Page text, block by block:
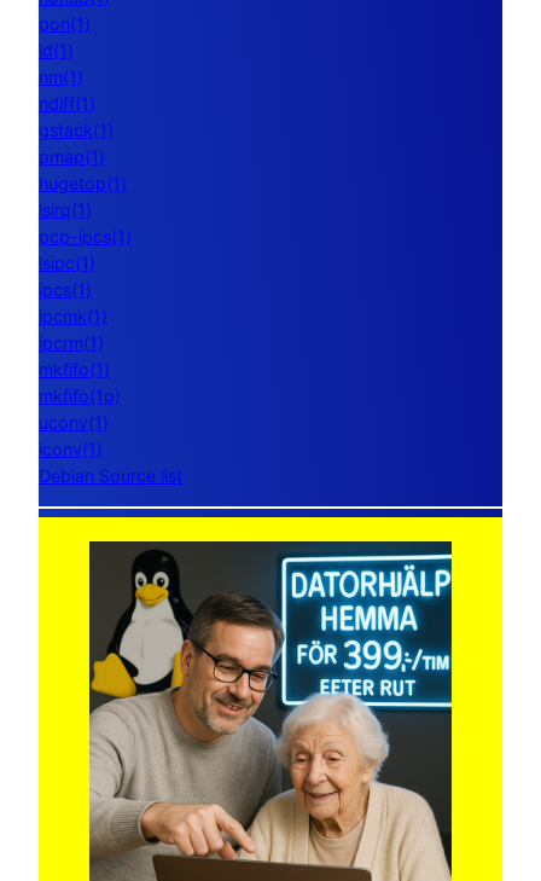
pon(1)
ld(1)
nm(1)
ndiff(1)
gstack(1)
pmap(1)
hugetop(1)
lsirq(1)
pcp-ipcs(1)
lsipc(1)
ipcs(1)
ipcmk(1)
ipcrm(1)
mkfifo(1)
mkfifo(1p)
uconv(1)
iconv(1)
Debian Source list